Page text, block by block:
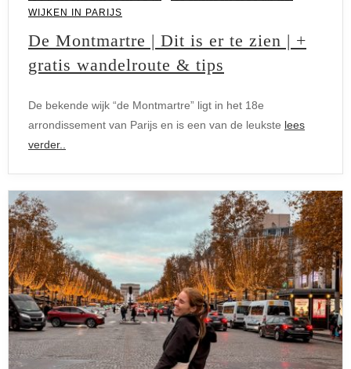
WIJKEN IN PARIJS
De Montmartre | Dit is er te zien | +
gratis wandelroute & tips
De bekende wijk “de Montmartre” ligt in het 18e
arrondissement van Parijs en is een van de leukste lees
verder..